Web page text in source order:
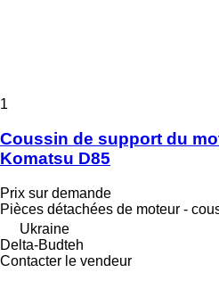
1
Coussin de support du
Komatsu D85
Prix sur demande
Pièces détachées de moteur -
Ukraine
Delta-Budteh
Contacter le vendeur